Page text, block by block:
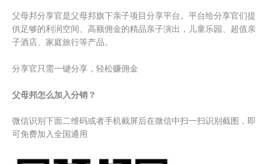
父母邦分享官是父母邦旗下亲子项目分享平台。平台给分享官们提
供足够的利润空间、高额佣金的精品亲子演出，儿童乐园、超值亲
子酒店、家庭旅行等产品。
分享官只需一键分享，轻松赚佣金
父母邦怎么加入分销？
微信识别下面二维码或者手机截屏后在微信中扫一扫识别截图，即
可免费加入全国通用